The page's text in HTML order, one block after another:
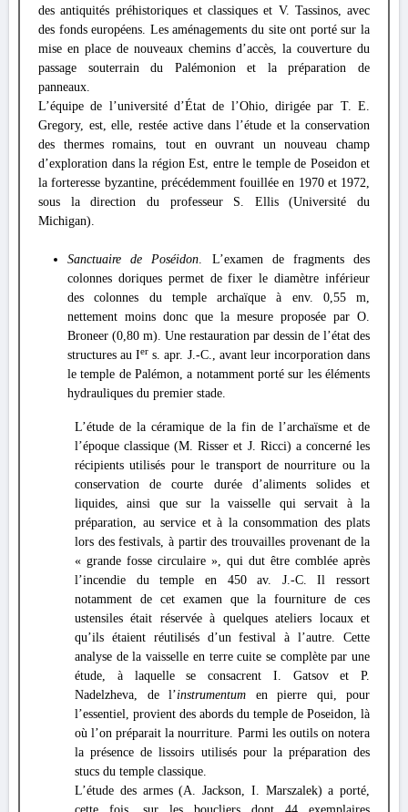
des antiquités préhistoriques et classiques et V. Tassinos, avec
des fonds européens. Les aménagements du site ont porté sur la
mise en place de nouveaux chemins d’accès, la couverture du
passage souterrain du Palémonion et la préparation de
panneaux.
L’équipe de l’université d’État de l’Ohio, dirigée par T. E.
Gregory, est, elle, restée active dans l’étude et la conservation
des thermes romains, tout en ouvrant un nouveau champ
d’exploration dans la région Est, entre le temple de Poseidon et
la forteresse byzantine, précédemment fouillée en 1970 et 1972,
sous la direction du professeur S. Ellis (Université du
Michigan).
Sanctuaire de Poséidon. L’examen de fragments des
colonnes doriques permet de fixer le diamètre inférieur
des colonnes du temple archaïque à env. 0,55 m,
nettement moins donc que la mesure proposée par O.
Broneer (0,80 m). Une restauration par dessin de l’état des
structures au Ier s. apr. J.-C., avant leur incorporation dans
le temple de Palémon, a notamment porté sur les éléments
hydrauliques du premier stade.
L’étude de la céramique de la fin de l’archaïsme et de
l’époque classique (M. Risser et J. Ricci) a concerné les
récipients utilisés pour le transport de nourriture ou la
conservation de courte durée d’aliments solides et
liquides, ainsi que sur la vaisselle qui servait à la
préparation, au service et à la consommation des plats
lors des festivals, à partir des trouvailles provenant de la
« grande fosse circulaire », qui dut être comblée après
l’incendie du temple en 450 av. J.-C. Il ressort
notamment de cet examen que la fourniture de ces
ustensiles était réservée à quelques ateliers locaux et
qu’ils étaient réutilisés d’un festival à l’autre. Cette
analyse de la vaisselle en terre cuite se complète par une
étude, à laquelle se consacrent I. Gatsov et P.
Nadelzheva, de l’instrumentum en pierre qui, pour
l’essentiel, provient des abords du temple de Poseidon, là
où l’on préparait la nourriture. Parmi les outils on notera
la présence de lissoirs utilisés pour la préparation des
stucs du temple classique.
L’étude des armes (A. Jackson, I. Marszalek) a porté,